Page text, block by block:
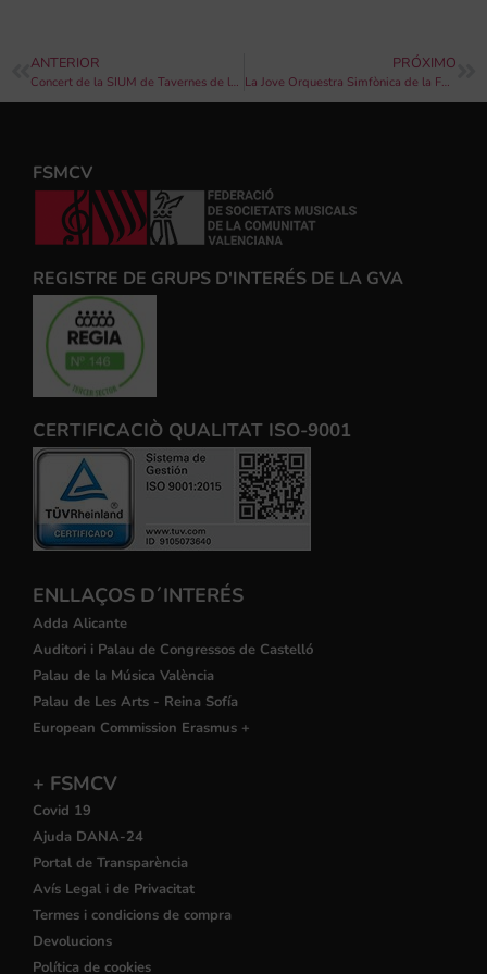
ANTERIOR
Concert de la SIUM de Tavernes de la Valldigna a la platja
PRÓXIMO
La Jove Orquestra Simfònica de la FSMCV inicia la temporada de concerts al Palau d’Altea
FSMCV
REGISTRE DE GRUPS D'INTERÉS DE LA GVA
CERTIFICACIÒ QUALITAT ISO-9001
ENLLAÇOS D´INTERÉS
Adda Alicante
Auditori i Palau de Congressos de Castelló
Palau de la Música València
Palau de Les Arts - Reina Sofía
European Commission Erasmus +
+ FSMCV
Covid 19
Ajuda DANA-24
Portal de Transparència
Avís Legal i de Privacitat
Termes i condicions de compra
Devolucions
Política de cookies